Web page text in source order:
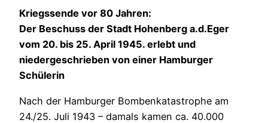
Kriegssende vor 80 Jahren:
Der Beschuss der Stadt Hohenberg a.d.Eger
vom 20. bis 25. April 1945. erlebt und
niedergeschrieben von einer Hamburger
Schülerin
Nach der Hamburger Bombenkatastrophe am
24./25. Juli 1943 – damals kamen ca. 40.000